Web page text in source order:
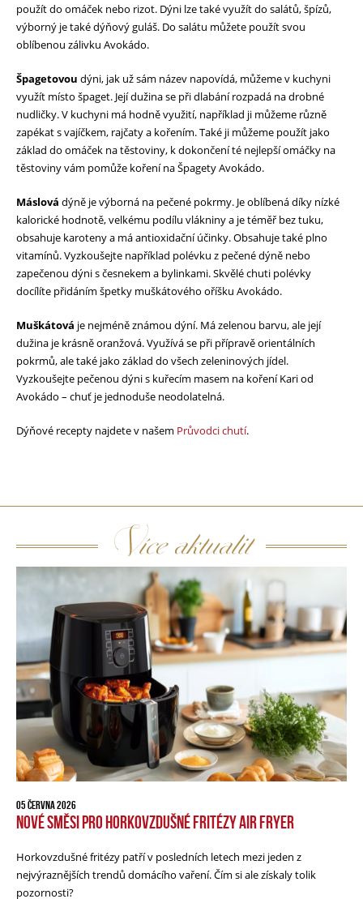
použít do omáček nebo rizot. Dýni lze také využít do salátů, špízů,
výborný je také dýňový guláš. Do salátu můžete použít svou
oblíbenou zálivku Avokádo.
Špagetovou dýni, jak už sám název napovídá, můžeme v kuchyni
využít místo špaget. Její dužina se při dlabání rozpadá na drobné
nudličky. V kuchyni má hodně využití, například ji můžeme různě
zapékat s vajíčkem, rajčaty a kořením. Také ji můžeme použít jako
základ do omáček na těstoviny, k dokončení té nejlepší omáčky na
těstoviny vám pomůže koření na Špagety Avokádo.
Máslová dýně je výborná na pečené pokrmy. Je oblíbená díky nízké
kalorické hodnotě, velkému podílu vlákniny a je téměř bez tuku,
obsahuje karoteny a má antioxidační účinky. Obsahuje také plno
vitamínů. Vyzkoušejte například polévku z pečené dýně nebo
zapečenou dýni s česnekem a bylinkami. Skvělé chuti polévky
docílíte přidáním špetky muškátového oříšku Avokádo.
Muškátová je nejméně známou dýní. Má zelenou barvu, ale její
dužina je krásně oranžová. Využívá se při přípravě orientálních
pokrmů, ale také jako základ do všech zeleninových jídel.
Vyzkoušejte pečenou dýni s kuřecím masem na koření Kari od
Avokádo – chuť je jednoduše neodolatelná.
Dýňové recepty najdete v našem Průvodci chutí.
Více aktualit
05 ČERVNA 2026
NOVÉ SMĚSI PRO HORKOVZDUŠNÉ FRITÉZY AIR FRYER
Horkovzdušné fritézy patří v posledních letech mezi jeden z
nejvýraznějších trendů domácího vaření. Čím si ale získaly tolik
pozornosti?